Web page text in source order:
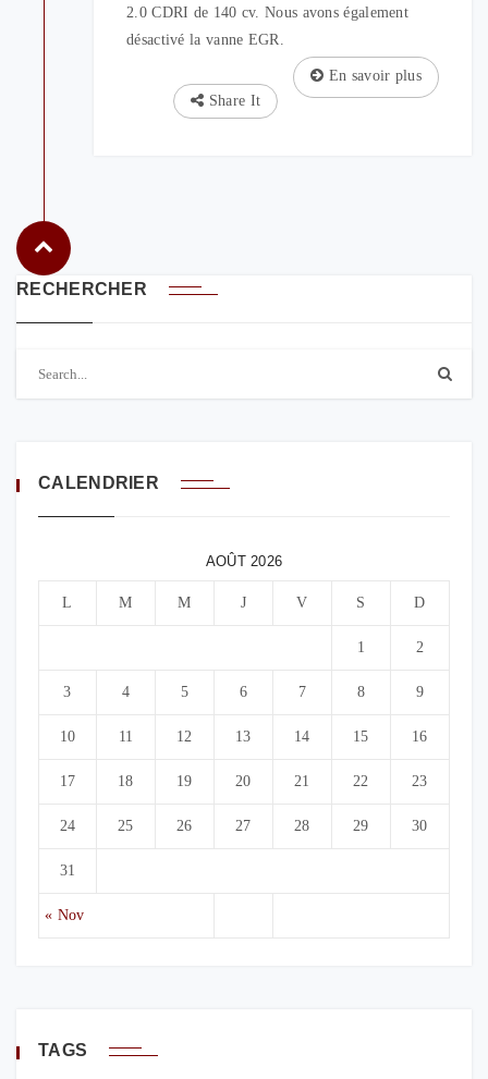
2.0 CDRI de 140 cv. Nous avons également
désactivé la vanne EGR.
En savoir plus
Share It
RECHERCHER
CALENDRIER
AOÛT 2026
L M M J V S D
« Nov
1 2
3 4 5 6 7 8 9
10 11 12 13 14 15 16
17 18 19 20 21 22 23
24 25 26 27 28 29 30
31
TAGS